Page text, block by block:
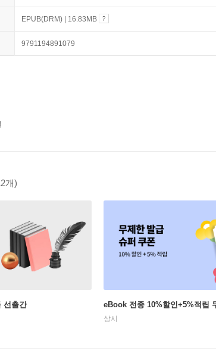
EPUB(DRM) | 16.83MB
9791194891079
개)
선출간 eBook 전종 10%할인+5%적립
상시